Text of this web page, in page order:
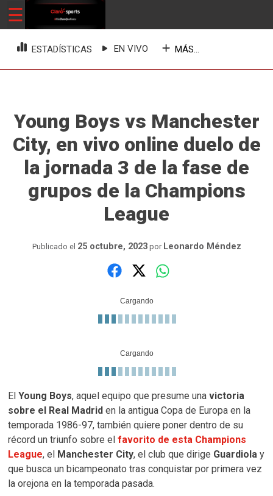
Skip
☰
ClaroSports
Más Claro que nunca
ESTADÍSTICAS EN VIVO MÁS...
Young Boys vs Manchester
City, en vivo online duelo de
la jornada 3 de la fase de
grupos de la Champions
League
Publicado el 25 octubre, 2023por Leonardo Méndez
Cargando
Cargando
ElYoung Boys, aquel equipo que presume unavictoria
sobre el Real Madriden la antigua Copa de Europa en la
temporada 1986-97, también quiere poner dentro de su
récord un triunfo sobre el favorito de esta Champions
League, el Manchester City, el club que dirige Guardiolay
que busca un bicampeonato tras conquistar por primera vez
la orejona en la temporada pasada.